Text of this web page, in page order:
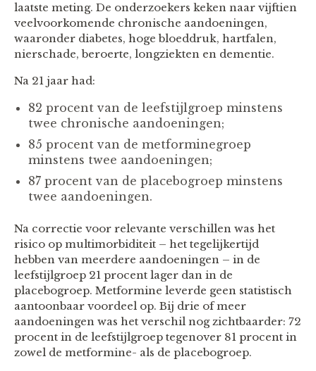
laatste meting. De onderzoekers keken naar vijftien
veelvoorkomende chronische aandoeningen,
waaronder diabetes, hoge bloeddruk, hartfalen,
nierschade, beroerte, longziekten en dementie.
Na 21 jaar had:
82 procent van de leefstijlgroep minstens
twee chronische aandoeningen;
85 procent van de metforminegroep
minstens twee aandoeningen;
87 procent van de placebogroep minstens
twee aandoeningen.
Na correctie voor relevante verschillen was het
risico op multimorbiditeit – het tegelijkertijd
hebben van meerdere aandoeningen – in de
leefstijlgroep 21 procent lager dan in de
placebogroep. Metformine leverde geen statistisch
aantoonbaar voordeel op. Bij drie of meer
aandoeningen was het verschil nog zichtbaarder: 72
procent in de leefstijlgroep tegenover 81 procent in
zowel de metformine- als de placebogroep.